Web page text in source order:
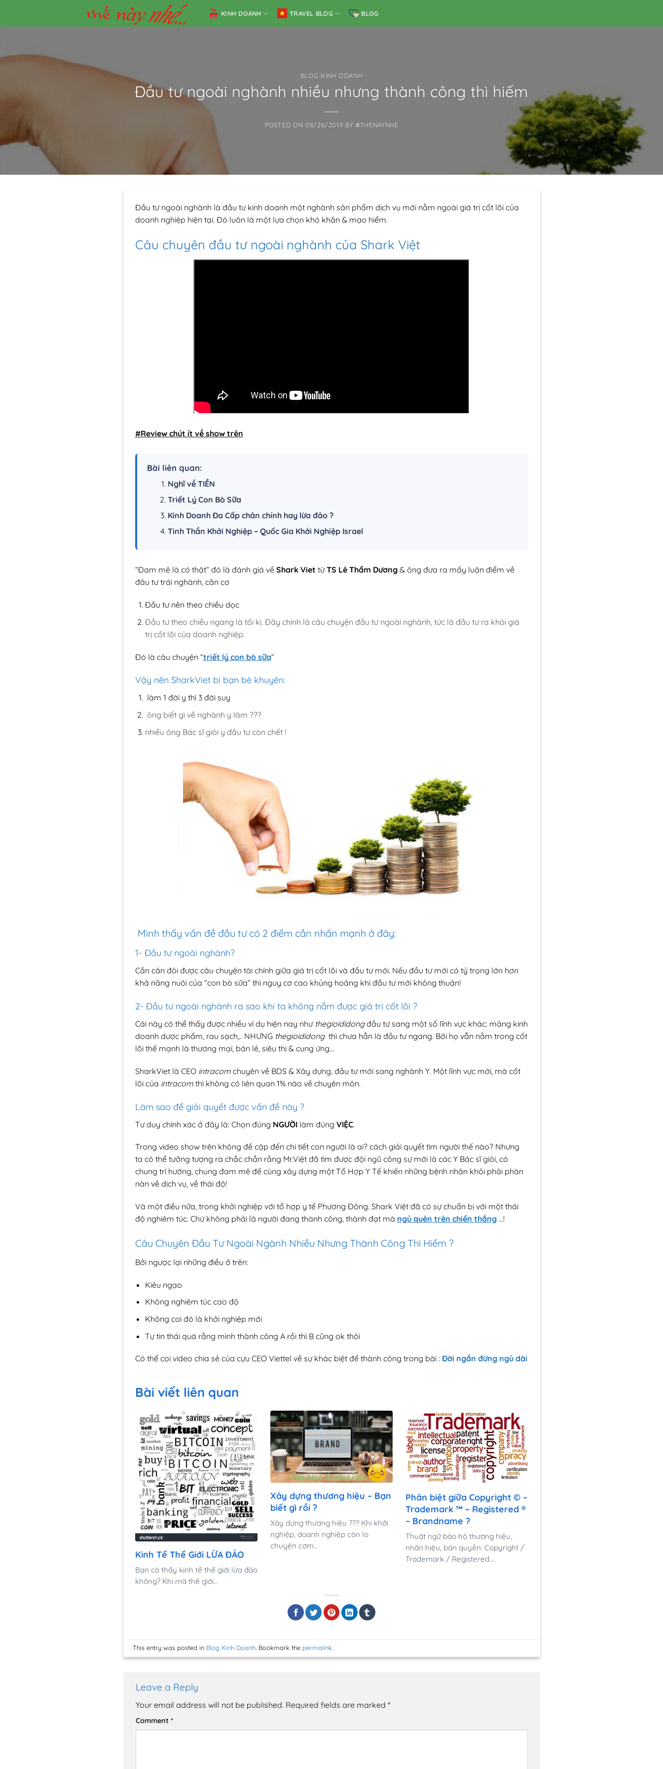
KINH DOANH TRAVEL BLOG BLOG
BLOG KINH DOANH
Đầu tư ngoài nghành nhiều nhưng thành công thì hiếm
POSTED ON 08/26/2019 BY#THENAYNHE
Đầu tư ngoài nghành là đầu tư kinh doanh một nghành sản phẩm dịch vụ mới nằm ngoài giá trị cốt lõi của
doanh nghiệp hiện tại. Đó luôn là một lựa chọn khó khăn & mạo hiểm.
Câu chuyên đầu tư ngoài nghành của Shark Việt
#Review chút ít về show trên
Bài liên quan:
Nghĩ về TIỀN
Triết Lý Con Bò Sữa
Kinh Doanh Đa Cấp chân chính hay lừa đảo ?
Tinh Thần Khởi Nghiệp – Quốc Gia Khởi Nghiệp Israel
“Đam mê là có thật” đó là đánh giá về Shark Viet từTS Lê Thẩm Dương& ông đưa ra mấy luận điểm về
đâu tư trái nghành, căn cơ
Đầu tư nên theo chiều dọc
Đầu tư theo chiều ngang là tối kị. Đây chính là câu chuyện đầu tư ngoài nghành, tức là đầu tư ra khỏi giá
trị cốt lõi của doanh nghiệp.
Đó là câu chuyện “triết lý con bò sữa”
Vậy nên SharkViet bị bạn bè khuyên:
làm 1 đời y thì 3 đời suy
ông biết gì về nghành y làm ???
nhiều ông Bác sĩ giỏi y đầu tư còn chết !
Mình thấy vấn đề đầu tư có 2 điểm cần nhấn mạnh ở đây:
1- Đầu tư ngoài nghành?
Cần cân đôi được câu chuyện tài chính giữa giá trị cốt lõi và đầu tư mới. Nếu đầu tư mới có tỷ trọng lớn hơn
khả năng nuôi của “con bò sữa” thì nguy cơ cao khủng hoảng khi đầu tư mới không thuận!
2- Đầu tư ngoài nghành ra sao khi ta không nắm được giá trị cốt lõi ?
Cái này có thể thấy được nhiều ví dụ hiện nay như thegioididongđầu tư sang một số lĩnh vực khác: mảng kinh
doanh dược phẩm, rau sạch,.. NHƯNG thegioididong thì chưa hẳn là đầu tư ngang. Bởi họ vẫn nằm trong cốt
lõi thế mạnh là thương mại, bán lẻ, siêu thị & cung ứng…
SharkViet là CEO intracomchuyên về BDS & Xây dựng, đầu tư mới sang nghành Y. Một lĩnh vực mới, mà cốt
lõi của intracomthì không có liên quan 1% nào về chuyên môn.
Làm sao để giải quyết được vấn đề này ?
Tư duy chính xác ở đây là: Chọn đúng NGƯỜIlàm đúng VIỆC.
Trong video show trên không đề cập đến chi tiết con người là ai? cách giải quyết tìm người thế nào? Nhưng
ta có thể tưởng tượng ra chắc chắn rằng Mr.Việt đã tìm được đội ngũ công sự mới là các Y Bác sĩ giỏi, có
chung trí hướng, chung đam mê để cùng xây dựng một Tổ Hợp Y Tế khiến những bệnh nhân khỏi phải phàn
nàn về dịch vụ, về thái độ!
Và một điều nữa, trong khởi nghiệp với tổ hợp y tế Phương Đông. Shark Việt đã có sự chuẩn bị với một thái
độ nghiêm túc. Chứ không phải là người đang thành công, thành đạt mà ngủ quên trên chiến thắng…!
Câu Chuyên Đầu Tư Ngoài Ngành Nhiều Nhưng Thành Công Thì Hiếm ?
Bởi ngược lại những điều ở trên:
Kiêu ngạo
Không nghiêm túc cao độ
Không coi đó là khởi nghiệp mới
Tự tin thái quá rằng mình thành công A rồi thì B cũng ok thôi
Có thể coi video chia sẻ của cựu CEO Viettel về sự khác biệt để thành công trong bài : Đời ngắn đừng ngủ dài
Bài viết liên quan
Kinh Tế Thế Giới LỪA ĐẢO
Bạn có thấy kinh tế thế giới lừa đảo
không? Khi mà thế giới…
Xây dựng thương hiệu – Bạn
biết gì rồi ?
Xây dựng thương hiệu ??? Khi khởi
nghiệp, doanh nghiệp còn lo
chuyện cơm…
Phân biệt giữa Copyright © –
Trademark ™ – Registered ®
– Brandname ?
Thuật ngữ bảo hộ thương hiệu,
nhãn hiệu, bản quyền: Copyright /
Trademark / Registered.…
This entry was posted in Blog Kinh Doanh. Bookmark the permalink.
Leave a Reply
Your email address will not be published. Required fields are marked *
Comment *